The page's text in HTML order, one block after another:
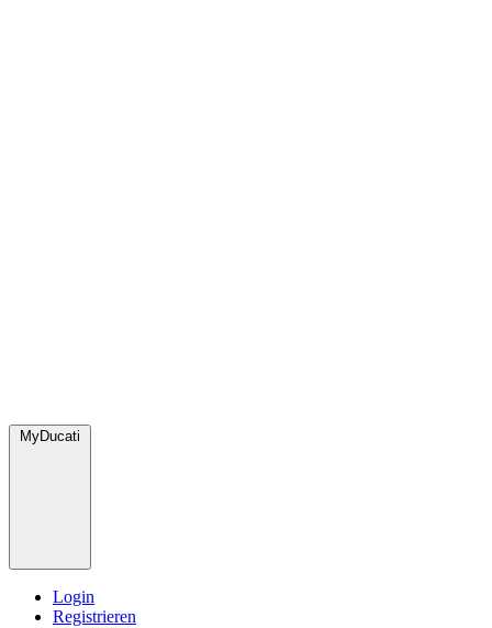
MyDucati
Login
Registrieren